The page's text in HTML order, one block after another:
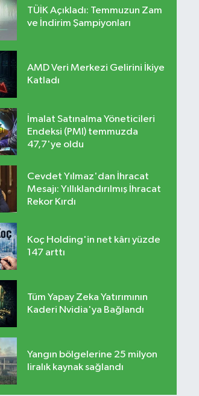
TÜİK Açıkladı: Temmuzun Zam
ve İndirim Şampiyonları
AMD Veri Merkezi Gelirini İkiye
Katladı
İmalat Satınalma Yöneticileri
Endeksi (PMI) temmuzda
47,7'ye oldu
Cevdet Yılmaz'dan İhracat
Mesajı: Yıllıklandırılmış İhracat
Rekor Kırdı
Koç Holding'in net kârı yüzde
147 arttı
Tüm Yapay Zeka Yatırımının
Kaderi Nvidia'ya Bağlandı
Yangın bölgelerine 25 milyon
liralık kaynak sağlandı